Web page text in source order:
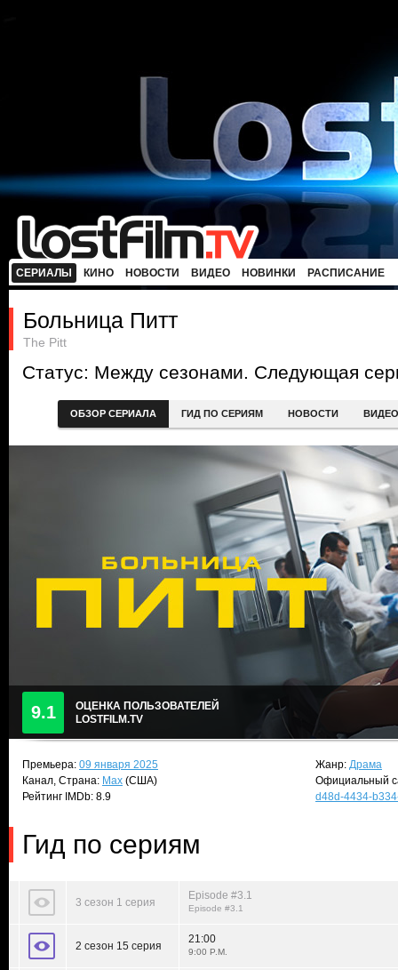
СЕРИАЛЫ КИНО НОВОСТИ ВИДЕО НОВИНКИ РАСПИСАНИЕ
Больница Питт
The Pitt
Статус: Между сезонами. Следующая
ОБЗОР СЕРИАЛА ГИД ПО СЕРИЯМ НОВОСТИ ВИДЕО
9.1
ОЦЕНКА ПОЛЬЗОВАТЕЛЕЙ
LOSTFILM.TV
Премьера: 09 января 2025
Канал, Страна: Max (США)
Рейтинг IMDb: 8.9
Жанр: Драма
Официальный
d48d-4434-
Гид по сериям
3 сезон 1 серия
Episode #3.1
Episode #3.1
2 сезон 15 серия
21:00
9:00 P.M.